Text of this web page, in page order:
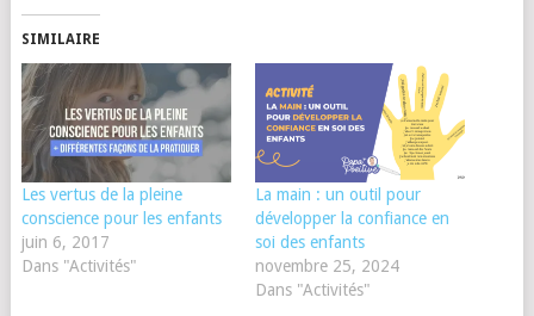
SIMILAIRE
Les vertus de la pleine
conscience pour les enfants
juin 6, 2017
Dans "Activités"
La main : un outil pour
développer la confiance en
soi des enfants
novembre 25, 2024
Dans "Activités"